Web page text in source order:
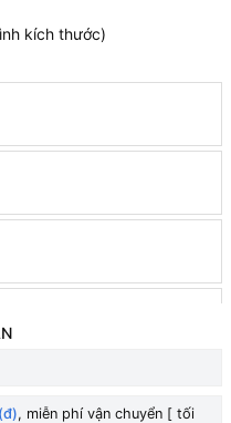
kích thước)
, miễn phí vận chuyển [ tối